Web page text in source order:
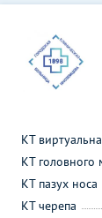
КТ
КТ головного
КТ пазух носа
КТ черепа